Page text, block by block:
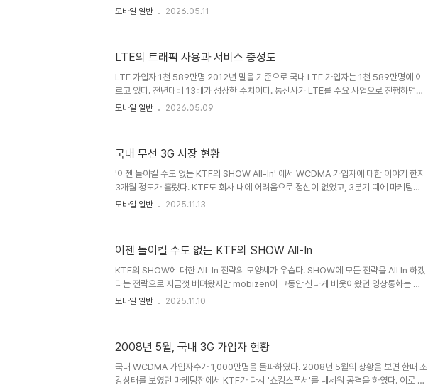
도 여전히 19.2%나 차지하고 있다. 전체 추이를 보면 LTE의 비중이 급증하고 있고
결과를 보여준다. 32%에 불과한 LTE 가입자가 만들어 내는 트래픽 비중이 60.3%에 이
른다. WCDMA는 39.7%에 불과하며 이마저 빠르게 감소 중에 있다. 이는 L..
모바일 일반 2026.05.11
LTE의 트래픽 사용과 서비스 충성도
LTE 가입자 1천 589만명 2012년 말을 기준으로 국내 LTE 가입자는 1천 589만명에 이
르고 있다. 전년대비 13배가 성장한 수치이다. 통신사가 LTE를 주요 사업으로 진행하면서
LTE 가입자들이 증가하는 것은 당연한 것이다. 그런데, 국내 시장은 인프라에 대해 다소 극
로 LTE 트래픽은 전체 무선 트래픽의 45.60%를 차지하고 있다. 39.15%를 차지하고 있
는 3G를 넘어선 양이다. 무선 서비스를 개발할 때 LTE를..
모바일 일반 2026.05.09
국내 무선 3G 시장 현황
'이젠 돌이킬 수도 없는 KTF의 SHOW All-In' 에서 WCDMA 가입자에 대한 이야기 한지
3개월 정도가 흘렀다. KTF도 회사 내에 어려움으로 정신이 없었고, 3분기 때에 마케팅에
약간 자제를 하는 분위기를 보여주면서 'WCDMA'에 대한 이슈가 잠잠해 졌다. 단순한 가
보았던 OZ 역시 뚜렷한 후속 서비스가 없어서 지지부진한 모습을 보이고 있다. 이번에는
분기실적 자료를 기준으로 하여 국내 무선 3G의 시장 현황을 살펴보자. 각 통신사..
모바일 일반 2025.11.13
이젠 돌이킬 수도 없는 KTF의 SHOW All-In
KTF의 SHOW에 대한 All-In 전략의 모양새가 우습다. SHOW에 모든 전략을 All In 하겠
다는 전략으로 지금껏 버텨왔지만 mobizen이 그동안 신나게 비웃어왔던 영상통화는 좀
처럼 킬러 서비스가 될 기미가 없으며, 3G에서 1위를 하겠다는 위치마저 위태로와 보인다.
해 2007년 9월 이후로 3G 순증 가입자를 한번도 이겨 본적이 없다.물론, SKT 역시 너무
많은 마케팅 비용으로 비난을 받고 있지만 KTF처럼 가입자를..
모바일 일반 2025.11.10
2008년 5월, 국내 3G 가입자 현황
국내 WCDMA 가입자수가 1,000만명을 돌파하였다. 2008년 5월의 상황을 보면 한때 소
강상태를 보였던 마케팅전에서 KTF가 다시 '쇼킹스폰서'를 내세워 공격을 하였다. 이로 인